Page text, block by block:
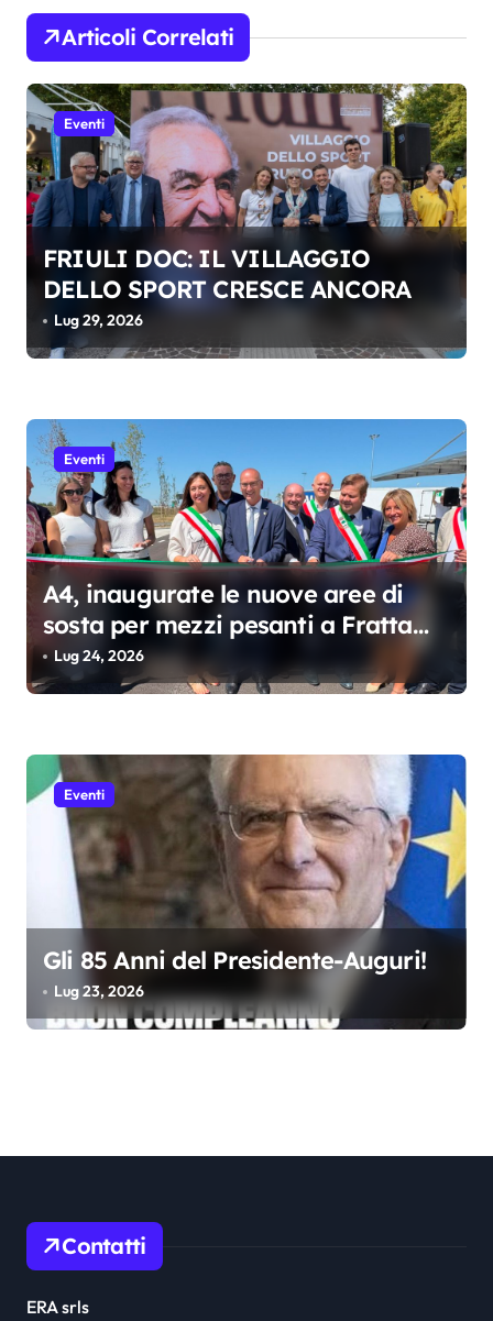
i
o
n
e
a
r
t
o
i
Articoli Correlati
Eventi
FRIULI DOC: IL VILLAGGIO
DELLO SPORT CRESCE ANCORA
Lug 29, 2026
Eventi
A4, inaugurate le nuove aree di
sosta per mezzi pesanti a Fratta
Nord e Sud
Lug 24, 2026
Eventi
Gli 85 Anni del Presidente-Auguri!
Lug 23, 2026
Contatti
ERA srls